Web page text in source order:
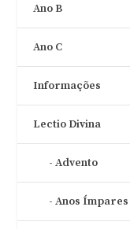
Ano B
Ano C
Informações
Lectio Divina
Advento
Anos Ímpares